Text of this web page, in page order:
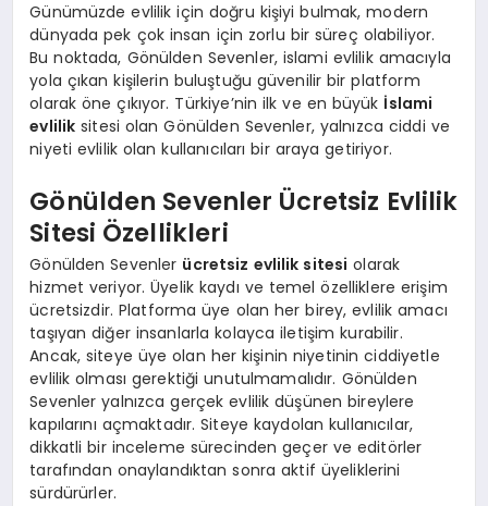
SPOR
YAŞAM
DIĞER
Günümüzde evlilik için doğru kişiyi bulmak, modern
dünyada pek çok insan için zorlu bir süreç olabiliyor.
Bu noktada, Gönülden Sevenler, islami evlilik amacıyla
yola çıkan kişilerin buluştuğu güvenilir bir platform
olarak öne çıkıyor. Türkiye’nin ilk ve en büyük İslami
evlilik sitesi olan Gönülden Sevenler, yalnızca ciddi ve
niyeti evlilik olan kullanıcıları bir araya getiriyor.
Gönülden Sevenler Ücretsiz Evlilik
Sitesi Özellikleri
Gönülden Sevenler ücretsiz evlilik sitesi olarak
hizmet veriyor. Üyelik kaydı ve temel özelliklere erişim
ücretsizdir. Platforma üye olan her birey, evlilik amacı
taşıyan diğer insanlarla kolayca iletişim kurabilir.
Ancak, siteye üye olan her kişinin niyetinin ciddiyetle
evlilik olması gerektiği unutulmamalıdır. Gönülden
Sevenler yalnızca gerçek evlilik düşünen bireylere
kapılarını açmaktadır. Siteye kaydolan kullanıcılar,
dikkatli bir inceleme sürecinden geçer ve editörler
tarafından onaylandıktan sonra aktif üyeliklerini
sürdürürler.